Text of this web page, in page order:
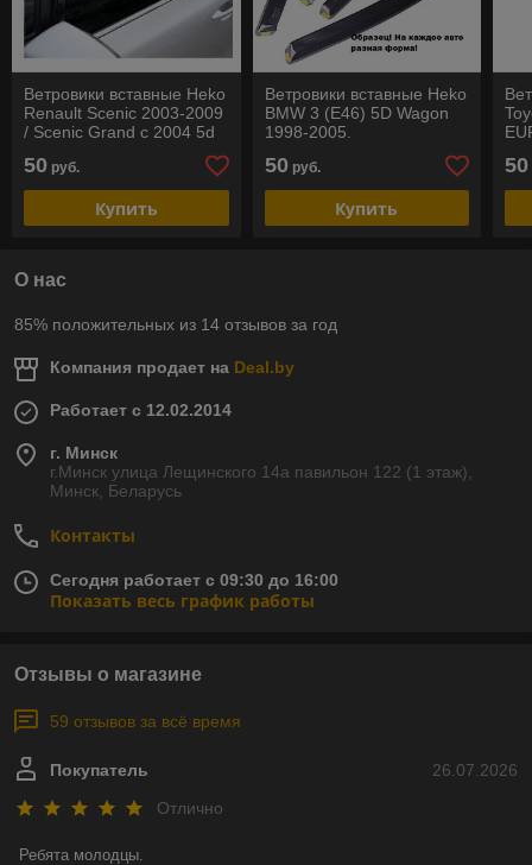
Ветровики вставные Heko
Renault Scenic 2003-2009
/ Scenic Grand с 2004 5d
50 руб.
Купить
Ветровики вставные Heko
BMW 3 (E46) 5D Wagon
1998-2005.
50 руб.
Купить
50
О нас
85% положительных из 14 отзывов за год
Компания продает на Deal.by
Работает с 12.02.2014
г. Минск
г.Минск улица Лещинского 14а павильон 122 (1 этаж),
Минск, Беларусь
Контакты
Сегодня работает с 09:30 до 16:00
Показать весь график работы
Отзывы о магазине
59 отзывов за всё время
26.07.2026
Покупатель
Отлично
Ребята молодцы.